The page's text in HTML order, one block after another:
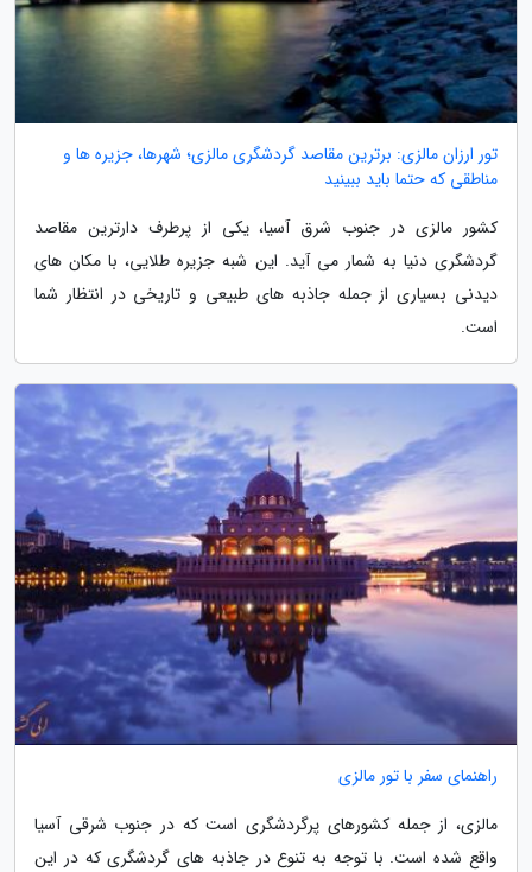
تور ارزان مالزی: برترین مقاصد گردشگری مالزی؛ شهرها، جزیره ها و
مناطقی که حتما باید ببینید
کشور مالزی در جنوب شرق آسیا، یکی از پرطرف دارترین مقاصد
گردشگری دنیا به شمار می آید. این شبه جزیره طلایی، با مکان های
دیدنی بسیاری از جمله جاذبه های طبیعی و تاریخی در انتظار شما
است.
راهنمای سفر با تور مالزی
مالزی، از جمله کشورهای پرگردشگری است که در جنوب شرقی آسیا
واقع شده است. با توجه به تنوع در جاذبه های گردشگری که در این